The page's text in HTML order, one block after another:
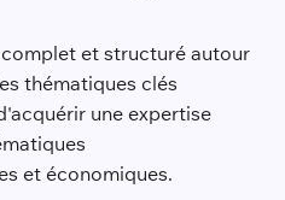
et structuré autour
thématiques clés
une expertise
et économiques.